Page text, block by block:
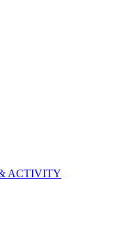
ACTIVITY